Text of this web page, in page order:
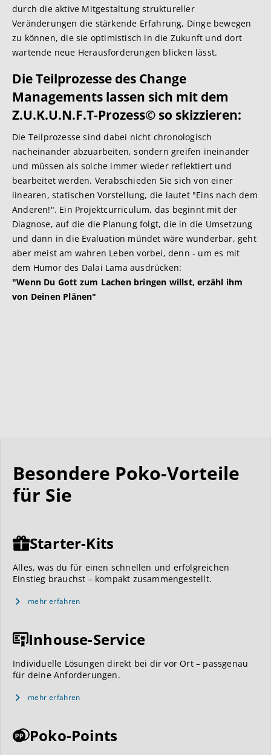
durch die aktive Mitgestaltung struktureller
Veränderungen die stärkende Erfahrung, Dinge bewegen
zu können, die sie optimistisch in die Zukunft und dort
wartende neue Herausforderungen blicken lässt.
Die Teilprozesse des Change
Managements lassen sich mit dem
Z.U.K.U.N.F.T-Prozess© so skizzieren:
Die Teilprozesse sind dabei nicht chronologisch
nacheinander abzuarbeiten, sondern greifen ineinander
und müssen als solche immer wieder reflektiert und
bearbeitet werden. Verabschieden Sie sich von einer
linearen, statischen Vorstellung, die lautet "Eins nach dem
Anderen!". Ein Projektcurriculum, das beginnt mit der
Diagnose, auf die die Planung folgt, die in die Umsetzung
und dann in die Evaluation mündet wäre wunderbar, geht
aber meist am wahren Leben vorbei, denn - um es mit
dem Humor des Dalai Lama ausdrücken:
"Wenn Du Gott zum Lachen bringen willst, erzähl ihm
von Deinen Plänen"
Besondere Poko-Vorteile
für Sie
Starter-Kits
Alles, was du für einen schnellen und erfolgreichen
Einstieg brauchst – kompakt zusammengestellt.
mehr erfahren
Inhouse-Service
Individuelle Lösungen direkt bei dir vor Ort – passgenau
für deine Anforderungen.
mehr erfahren
Poko-Points